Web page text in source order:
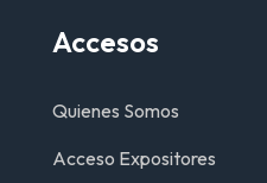
Accesos
Quienes Somos
Acceso Expositores